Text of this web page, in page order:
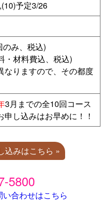
予定3/26
のみ、税込)
・材料費込、税込)
なりますので、その都度
3月までの全10回コース
し込みはお早めに！！
込みはこちら »
5800
合わせはこちら